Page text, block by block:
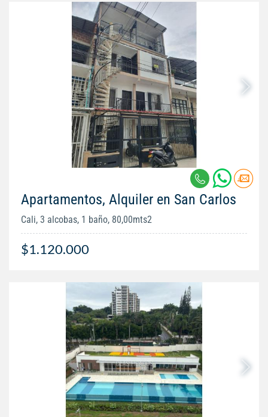
Apartamentos, Alquiler en San Carlos
Cali, 3 alcobas, 1 baño, 80,00mts2
$1.120.000